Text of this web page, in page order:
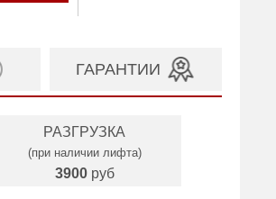
ГАРАНТИИ
РАЗГРУЗКА
(при наличии лифта)
3900 руб